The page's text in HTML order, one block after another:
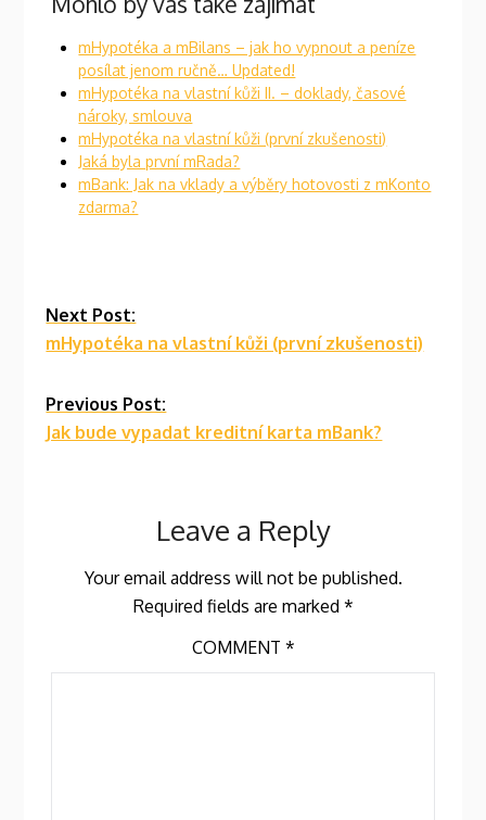
mHypotéka a mBilans – jak ho vypnout a peníze
posílat jenom ručně… Updated!
mHypotéka na vlastní kůži II. – doklady, časové
nároky, smlouva
mHypotéka na vlastní kůži (první zkušenosti)
Jaká byla první mRada?
mBank: Jak na vklady a výběry hotovosti z mKonto
zdarma?
Continue
Reading
Next Post:
mHypotéka na vlastní kůži (první zkušenosti)
Previous Post:
Jak bude vypadat kreditní karta mBank?
Leave a Reply
Your email address will not be published.
Required fields are marked *
COMMENT *